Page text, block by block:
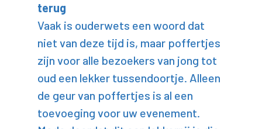
terug
Vaak is ouderwets een woord dat
niet van deze tijd is, maar poffertjes
zijn voor alle bezoekers van jong tot
oud een lekker tussendoortje. Alleen
de geur van poffertjes is al een
toevoeging voor uw evenement.